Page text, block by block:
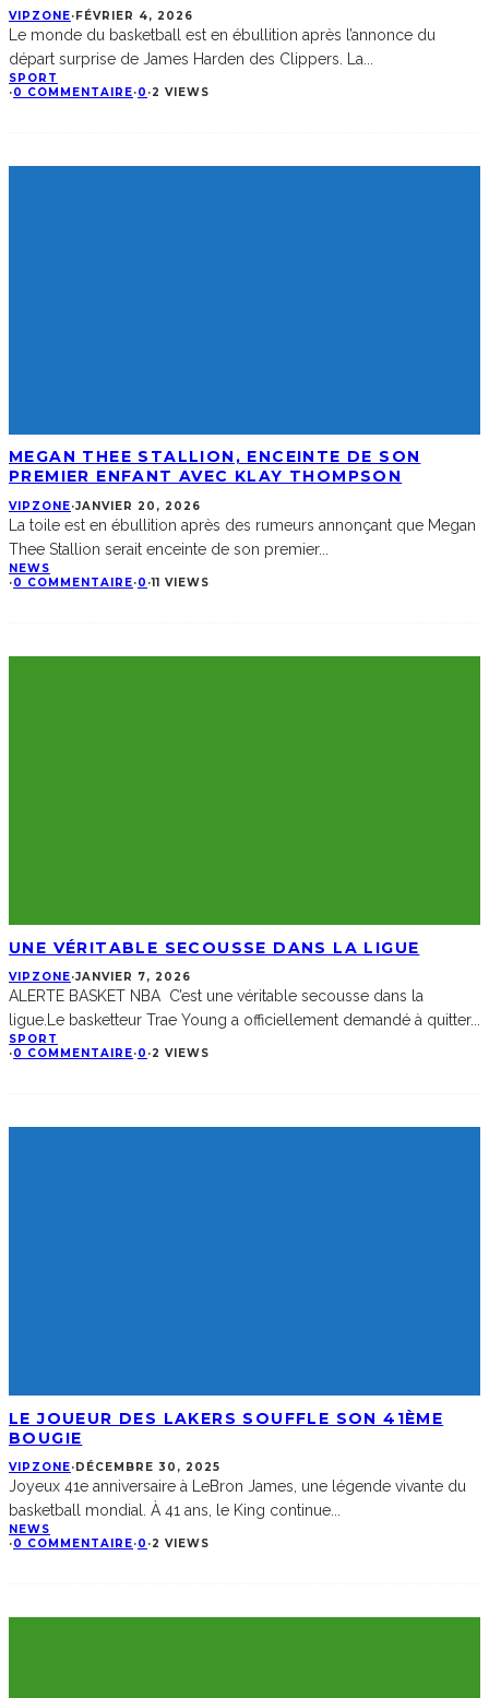
VIPZONE·FÉVRIER 4, 2026
Le monde du basketball est en ébullition après l’annonce du
départ surprise de James Harden des Clippers. La
SPORT
·0 COMMENTAIRE·0 ·2 VIEWS
MEGAN THEE STALLION, ENCEINTE DE SON
PREMIER ENFANT AVEC KLAY THOMPSON
VIPZONE·JANVIER 20, 2026
La toile est en ébullition après des rumeurs annonçant que Megan
Thee Stallion serait enceinte de son premier...
NEWS
·0 COMMENTAIRE·0 ·11 VIEWS
UNE VÉRITABLE SECOUSSE DANS LA LIGUE
VIPZONE·JANVIER 7, 2026
ALERTE BASKET NBA C’est une véritable secousse dans la
ligue.Le basketteur Trae Young a officiellement demandé à quitter...
SPORT
·0 COMMENTAIRE·0 ·2 VIEWS
LE JOUEUR DES LAKERS SOUFFLE SON 41ÈME
BOUGIE
VIPZONE· DÉCEMBRE 30, 2025
Joyeux 41e anniversaire à LeBron James, une légende vivante du
basketball mondial. À 41 ans, le King continue...
NEWS
·0 COMMENTAIRE·0 ·2 VIEWS